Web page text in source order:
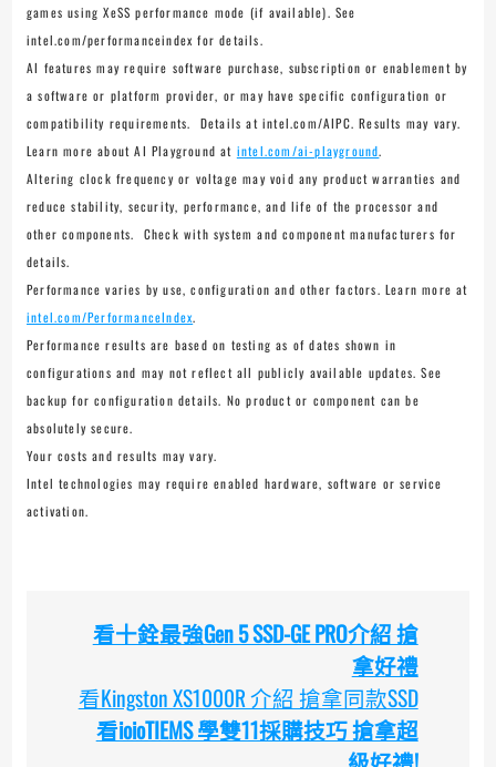
games using XeSS performance mode (if available). See
intel.com/performanceindex for details.
AI features may require software purchase, subscription or enablement by
a software or platform provider, or may have specific configuration or
compatibility requirements. Details at intel.com/AIPC. Results may vary.
Learn more about AI Playground at intel.com/ai-playground.
Altering clock frequency or voltage may void any product warranties and
reduce stability, security, performance, and life of the processor and
other components. Check with system and component manufacturers for
details.
Performance varies by use, configuration and other factors. Learn more at
intel.com/PerformanceIndex.
Performance results are based on testing as of dates shown in
configurations and may not reflect all publicly available updates. See
backup for configuration details. No product or component can be
absolutely secure.
Your costs and results may vary.
Intel technologies may require enabled hardware, software or service
activation.
看十銓最強Gen 5 SSD-GE PRO介紹 搶
拿好禮
看Kingston XS1000R 介紹 搶拿同款SSD
看ioioTIEMS 學雙11採購技巧 搶拿超